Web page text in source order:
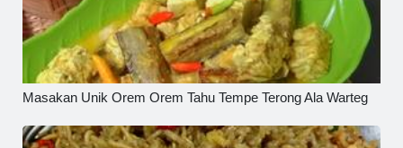
Masakan Unik Orem Orem Tahu Tempe Terong Ala Warteg